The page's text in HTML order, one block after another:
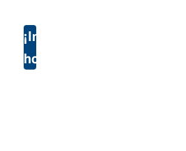
¡Inscríbete
hoy!